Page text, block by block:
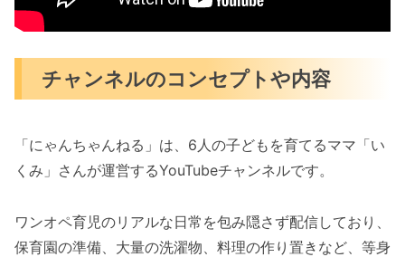
チャンネルのコンセプトや内容
「にゃんちゃんねる」は、6人の子どもを育てるママ「い
くみ」さんが運営するYouTubeチャンネルです。
ワンオペ育児のリアルな日常を包み隠さず配信しており、
保育園の準備、大量の洗濯物、料理の作り置きなど、等身